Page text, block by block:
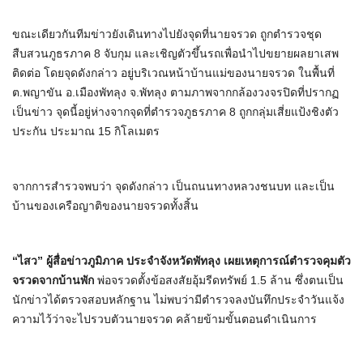
ขณะเดียวกันทีมข่าวยังเดินทางไปยังจุดที่นายจรวด ถูกตำรวจชุด
สืบสวนภูธรภาค 8 จับกุม และเชิญตัวขึ้นรถเพื่อนำไปขยายผลยาเสพ
ติดต่อ โดยจุดดังกล่าว อยู่บริเวณหน้าบ้านแม่ของนายจรวด ในพื้นที่
ต.พญาขัน อ.เมืองพัทลุง จ.พัทลุง ตามภาพจากกล้องวงจรปิดที่ปรากฏ
เป็นข่าว จุดนี้อยู่ห่างจากจุดที่ตำรวจภูธรภาค 8 ถูกกลุ่มเสี่ยแป้งชิงตัว
ประกัน ประมาณ 15 กิโลเมตร
จากการสำรวจพบว่า จุดดังกล่าว เป็นถนนทางหลวงชนบท และเป็น
บ้านของเครือญาติของนายจรวดทั้งสิ้น
“ไสว” ผู้สื่อข่าวภูมิภาค ประจำจังหวัดพัทลุง เผยเหตุการณ์ตำรวจคุมตัว
จรวดจากบ้านพัก พ่อจรวดตั้งข้อสงสัยอุ้มรีดทรัพย์ 1.5 ล้าน ซึ่งตนเป็น
นักข่าวได้ตรวจสอบหลักฐาน ไม่พบว่ามีตำรวจลงบันทึกประจำวันแจ้ง
ความไว้ว่าจะไปรวบตัวนายจรวด คล้ายข้ามขั้นตอนดำเนินการ